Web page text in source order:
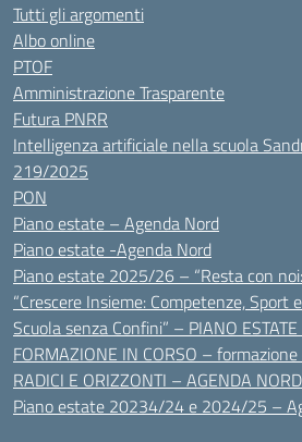
Tutti gli argomenti
Albo online
PTOF
Amministrazione Trasparente
Futura PNRR
Intelligenza artificiale nella scuola
219/2025
PON
Piano estate – Agenda Nord
Piano estate -Agenda Nord
Piano estate 2025/26 – “Resta con
“Crescere Insieme: Competenze, Sport
Scuola senza Confini” – PIANO
FORMAZIONE IN CORSO –
RADICI E ORIZZONTI – AGENDA
Piano estate 20234/24 e 2024/25 –